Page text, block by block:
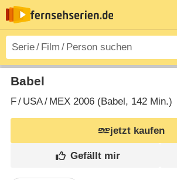
Babel
F/ USA/ MEX2006 (Babel‎, 142 Min.)
jetzt kaufen